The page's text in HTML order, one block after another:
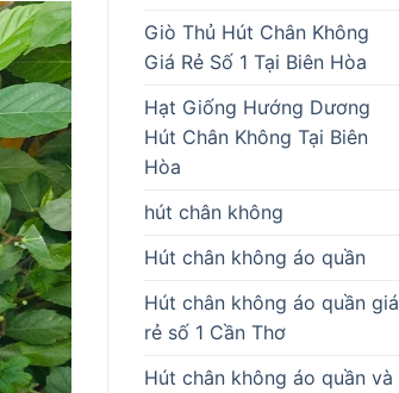
Giò Thủ Hút Chân Không
Giá Rẻ Số 1 Tại Biên Hòa
Hạt Giống Hướng Dương
Hút Chân Không Tại Biên
Hòa
hút chân không
Hút chân không áo quần
Hút chân không áo quần giá
rẻ số 1 Cần Thơ
Hút chân không áo quần và